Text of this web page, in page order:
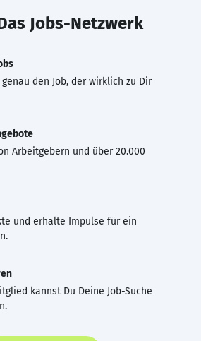
Jobs-Netzwerk
den Job, der wirklich zu Dir
Arbeitgebern und über 20.000
und erhalte Impulse für ein
kannst Du Deine Job-Suche